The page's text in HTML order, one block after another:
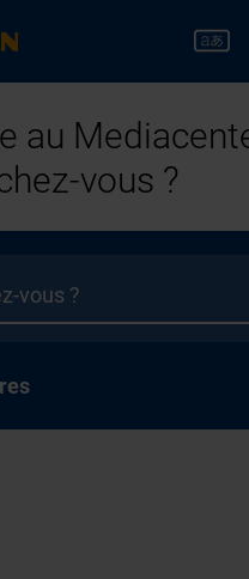
au
vous ?